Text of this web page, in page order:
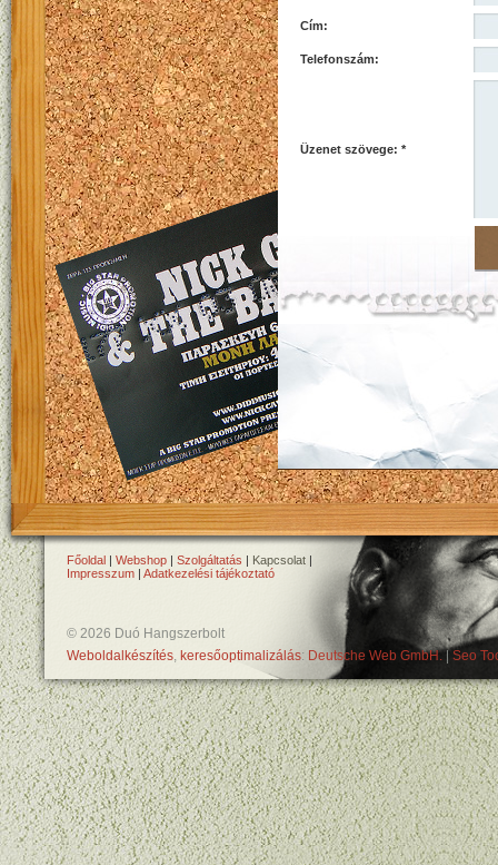
Cím:
Telefonszám:
Üzenet szövege: *
Főoldal | Webshop | Szolgáltatás | Kapcsolat |
Impresszum | Adatkezelési tájékoztató
© 2026 Duó Hangszerbolt
Weboldalkészítés, keresőoptimalizálás: Deutsche Web GmbH. Seo